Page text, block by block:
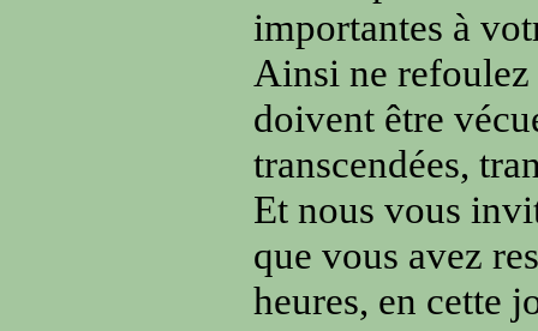
importantes à
Ainsi ne
doivent être
transcendées,
Et nous vous
que vous avez
heures, en cette